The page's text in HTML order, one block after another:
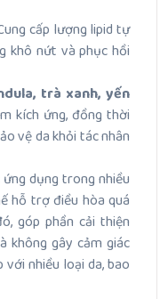
cấp lượng lipid tự
khô nứt và phục hồi
trà xanh, yến
kích ứng, đồng thời
vệ da khỏi tác nhân
dụng trong nhiều
hỗ trợ điều hòa quá
góp phần cải thiện
không gây cảm giác
nhiều loại da, bao